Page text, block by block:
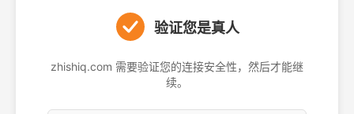
验证您是真人
zhishiq.com 需要验证您的连接安全性，然后才能继
续。